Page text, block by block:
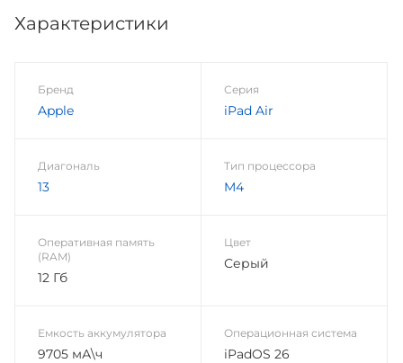
Характеристики
Бренд
Apple
Серия
iPad Air
Диагональ
13
Тип процессора
M4
Оперативная память
(RAM)
12 Гб
Цвет
Серый
Емкость аккумулятора
9705 мА\ч
Операционная система
iPadOS 26